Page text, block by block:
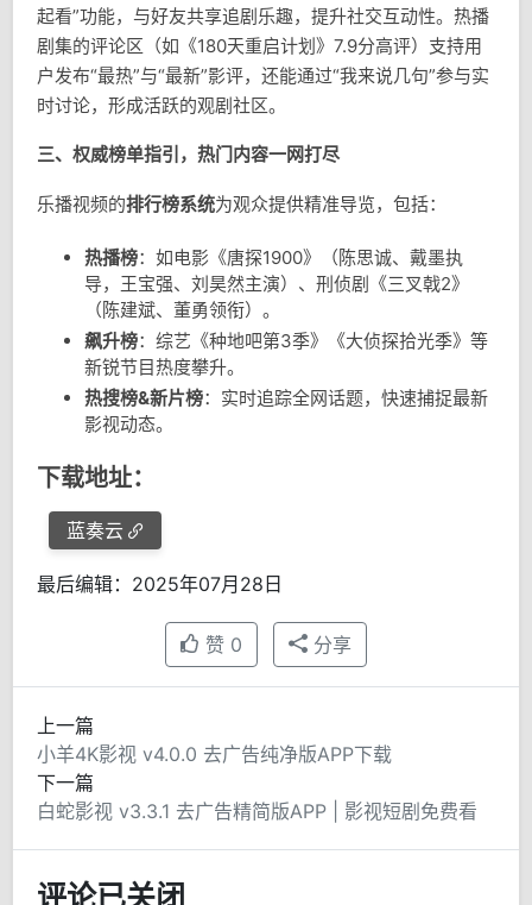
起看”功能，与好友共享追剧乐趣，提升社交互动性。热播
剧集的评论区（如《180天重启计划》7.9分高评）支持用
户发布“最热”与“最新”影评，还能通过“我来说几句”参与实
时讨论，形成活跃的观剧社区。
三、权威榜单指引，热门内容一网打尽
乐播视频的排行榜系统为观众提供精准导览，包括：
热播榜：如电影《唐探1900》（陈思诚、戴墨执
导，王宝强、刘昊然主演）、刑侦剧《三叉戟2》
（陈建斌、董勇领衔）。
飙升榜：综艺《种地吧第3季》《大侦探拾光季》等
新锐节目热度攀升。
热搜榜&新片榜：实时追踪全网话题，快速捕捉最新
影视动态。
下载地址：
蓝奏云
最后编辑：2025年07月28日
赞 0 分享
上一篇
小羊4K影视 v4.0.0 去广告纯净版APP下载
下一篇
白蛇影视 v3.3.1 去广告精简版APP | 影视短剧免费看
评论已关闭